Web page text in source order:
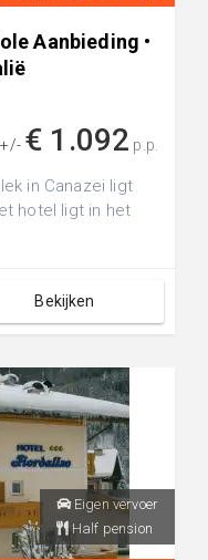
Aanbieding •
+/- € 1.092 p.p.
in Canazei ligt
hotel ligt in het
Bekijken
Eigen vervoer
Half pension